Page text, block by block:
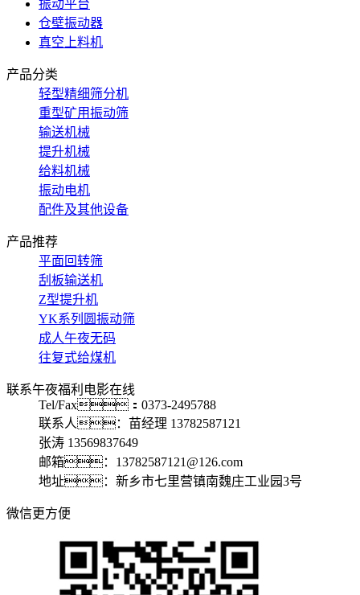
振动平台
仓壁振动器
真空上料机
产品分类
轻型精细筛分机
重型矿用振动筛
输送机械
提升机械
给料机械
振动电机
配件及其他设备
产品推荐
平面回转筛
刮板输送机
Z型提升机
YK系列圆振动筛
成人午夜无码
往复式给煤机
联系午夜福利电影在线
Tel/Fax：0373-2495788
联系人：苗经理 13782587121
张涛 13569837649
邮箱：13782587121@126.com
地址：新乡市七里营镇南魏庄工业园3号
微信更方便